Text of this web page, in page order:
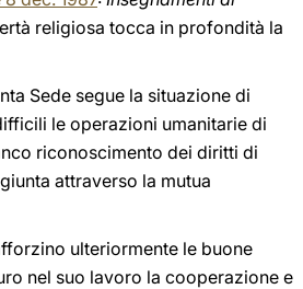
religiosa tocca in profondità la
Sede segue la situazione di
le operazioni umanitarie di
riconoscimento dei diritti di
attraverso la mutua
ulteriormente le buone
nel suo lavoro la cooperazione e